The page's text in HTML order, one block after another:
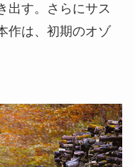
出す。さらにサス
作は、初期のオゾ